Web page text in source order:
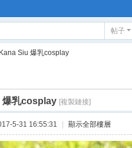
帖子
Kana Siu 爆乳cosplay
爆乳cosplay [複製鏈接]
5-31 16:55:31 顯示全部樓層